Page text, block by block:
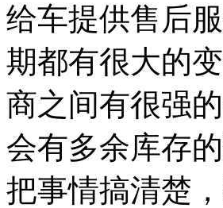
给车提供售后
期都有很大的
商之间有很强
会有多余库存
把事情搞清楚